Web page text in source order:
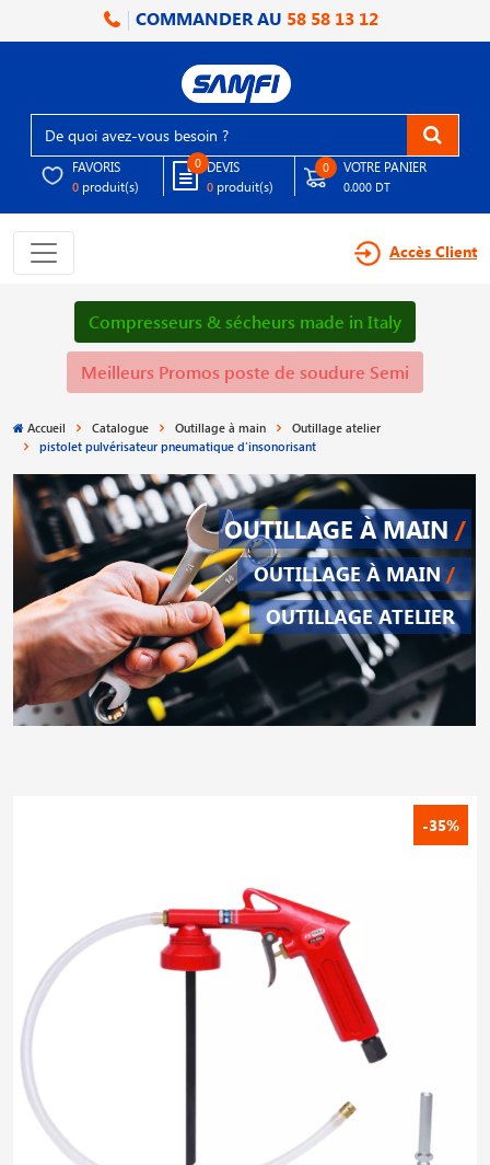
COMMANDER AU 58 58 13 12
FAVORIS
0 produit(s)
0 DEVIS
0 produit(s)
0 VOTRE PANIER
0.000 DT
Accès Client
Compresseurs & sécheurs made in Italy
Meilleurs Promos poste de soudure Semi
Accueil Catalogue Outillage à main
Outillage atelier
pistolet pulvérisateur pneumatique d′insonorisant
OUTILLAGE À MAIN /
OUTILLAGE À MAIN /
OUTILLAGE ATELIER
-35%